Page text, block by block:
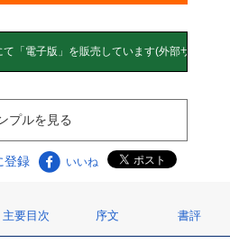
プルを見る
登録 いいね
主要目次 序文 書評